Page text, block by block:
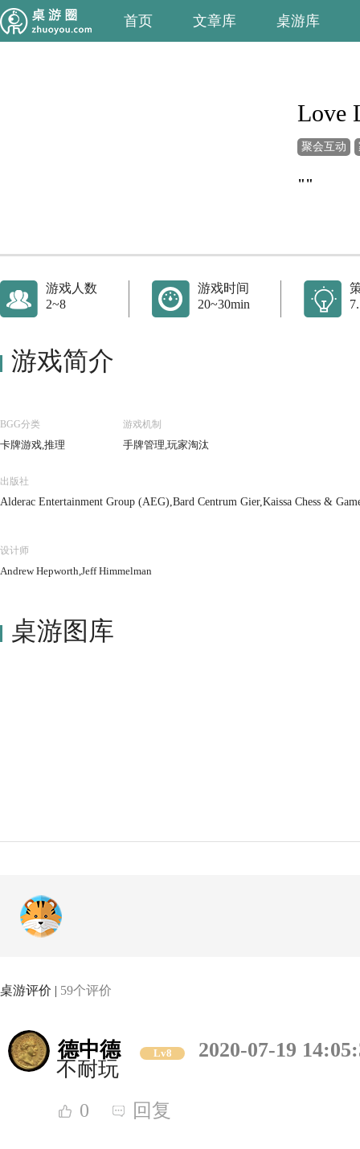
首页 文章库 桌游库
Love
聚会互动
""
游戏人数
2~8
游戏时间
20~30min
游戏简介
BGG分类
卡牌游戏,推理
游戏机制
手牌管理,玩家淘汰
出版社
Alderac Entertainment Group (AEG),Bard Centrum Gier,Kaissa Chess &
设计师
Andrew Hepworth,Jeff Himmelman
桌游图库
桌游评价 | 59个评价
德中德 Lv8
2020-07-19
不耐玩
0 回复